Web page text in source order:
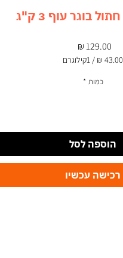
בוגר עוף 3 ק"ג
/ 1קילוגרם
לכלכמות *
הוספה לסל
רכישה עכשיו